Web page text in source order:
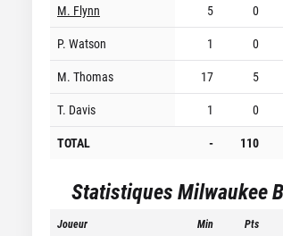
M. Flynn
5 0
P. Watson
1 0
M. Thomas
17 5
T. Davis
1 0
TOTAL
- 110
StatistiquesMilwaukee
Joueur Min Pts